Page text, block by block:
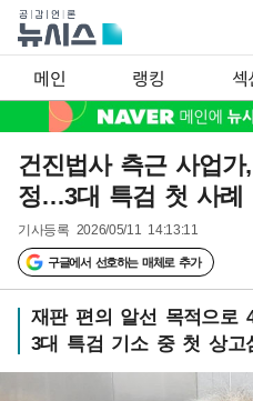
메인 랭킹 섹
건진법사 측근 사업
정…3대 특검 첫 사례
기사등록 2026/05/11 14:13:11
구글에서 선호하는 매체로 추가
재판 편의 알선 목적으로
3대 특검 기소 중 첫 상고